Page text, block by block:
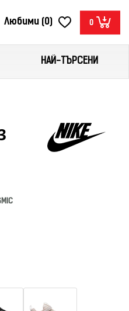
Любими (0) 0
НАЙ-ТЪРСЕНИ